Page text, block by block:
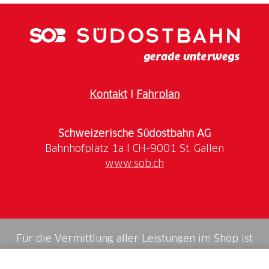
Voucher, um den sichersten und effizientesten Weg
zur Arbeit zu finden. Lassen Sie sich inspirieren und
entdecken Sie, wie einfach und angenehm das
Sie hier mehr über die Bike to Work Challenge.
KontaktI Fahrplan
Schweizerische Südostbahn AG
www.sob.ch
Für die Vermittlung aller Leistungen im Shop ist